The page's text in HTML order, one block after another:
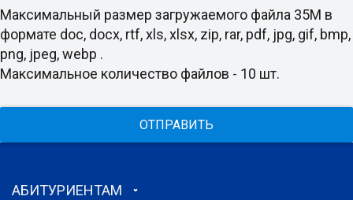
Максимальный размер загружаемого файла 35M в
формате doc, docx, rtf, xls, xlsx, zip, rar, pdf, jpg, gif, bmp,
png, jpeg, webp .
Максимальное количество файлов - 10 шт.
ОТПРАВИТЬ
АБИТУРИЕНТАМ